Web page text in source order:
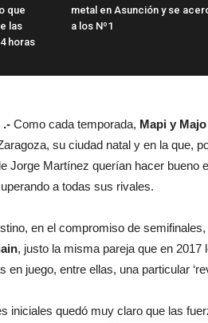
que
las
horas
metal en Asunción y se
a los Nº1
.- Como cada temporada, Mapi y
su ciudad natal y en la que,
Jorge Martínez querían hacer bueno
a todas sus rivales.
en el compromiso de
, justo la misma pareja que en
en juego, entre ellas, una particular
iniciales quedó muy claro que las